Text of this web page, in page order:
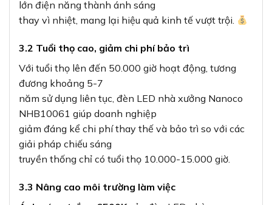
lớn điện năng thành ánh sáng
thay vì nhiệt, mang lại hiệu quả kinh tế vượt trội.
3.2 Tuổi thọ cao, giảm chi phí bảo trì
Với tuổi thọ lên đến 50.000 giờ hoạt động, tương
đương khoảng 5-7
năm sử dụng liên tục, đèn LED nhà xưởng Nanoco
NHB10061 giúp doanh nghiệp
giảm đáng kể chi phí thay thế và bảo trì so với các
giải pháp chiếu sáng
truyền thống chỉ có tuổi thọ 10.000-15.000 giờ.
3.3 Nâng cao môi trường làm việc